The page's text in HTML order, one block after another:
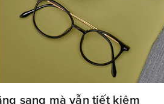
sang mà vẫn tiết kiệm